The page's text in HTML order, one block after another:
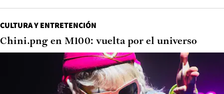
CULTURA Y ENTRETENCIÓN
Chini.png en M100: vuelta por el universo